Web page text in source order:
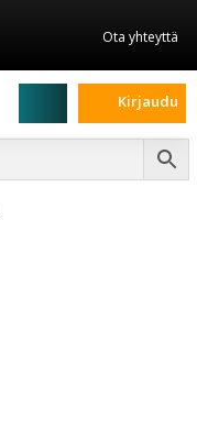
Ota yhteyttä
Kirjaudu